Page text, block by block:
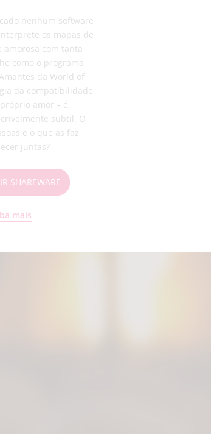
nenhum software
os mapas de
com tanta
como o programa
da World of
da compatibilidade
amor – é,
subtil. O
e o que as faz
juntas?
SHAREWARE
mais